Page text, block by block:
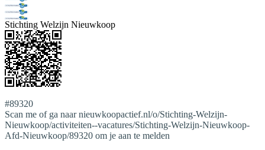
Stichting Welzijn Nieuwkoop
#89320
Scan me of ga naar nieuwkoopactief.nl/o/Stichting-Welzijn-
Nieuwkoop/activiteiten--vacatures/Stichting-Welzijn-Nieuwkoop-
Afd-Nieuwkoop/89320 om je aan te melden